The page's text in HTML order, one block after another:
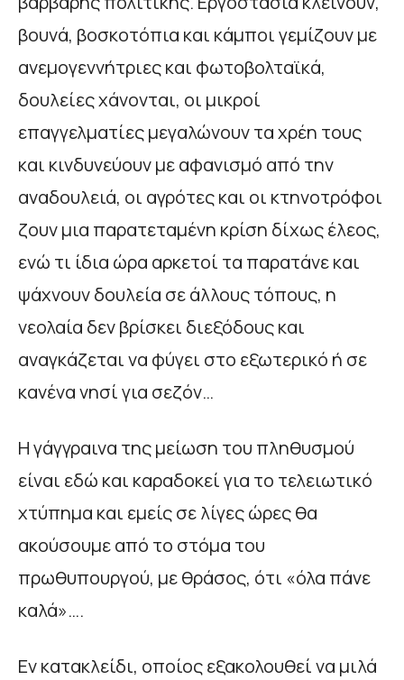
βουνά, βοσκοτόπια και κάμποι γεμίζουν με
ανεμογεννήτριες και φωτοβολταϊκά,
δουλείες χάνονται, οι μικροί
επαγγελματίες μεγαλώνουν τα χρέη τους
και κινδυνεύουν με αφανισμό από την
αναδουλειά, οι αγρότες και οι κτηνοτρόφοι
ζουν μια παρατεταμένη κρίση δίχως έλεος,
ενώ τι ίδια ώρα αρκετοί τα παρατάνε και
ψάχνουν δουλεία σε άλλους τόπους, η
νεολαία δεν βρίσκει διεξόδους και
αναγκάζεται να φύγει στο εξωτερικό ή σε
κανένα νησί για σεζόν…
Η γάγγραινα της μείωση του πληθυσμού
είναι εδώ και καραδοκεί για το τελειωτικό
χτύπημα και εμείς σε λίγες ώρες θα
ακούσουμε από το στόμα του
πρωθυπουργού, με θράσος, ότι «όλα πάνε
καλά»….
Εν κατακλείδι, οποίος εξακολουθεί να μιλά